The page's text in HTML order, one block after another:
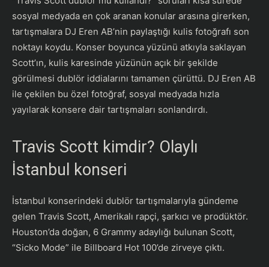
sosyal medyada en çok aranan konular arasına girerken,
tartışmalara DJ Eren AB’nin paylaştığı kulis fotoğrafı son
noktayı koydu. Konser boyunca yüzünü atkıyla saklayan
Scott’ın, kulis karesinde yüzünün açık bir şekilde
görülmesi dublör iddialarını tamamen çürüttü. DJ Eren AB
ile çekilen bu özel fotoğraf, sosyal medyada hızla
yayılarak konsere dair tartışmaları sonlandırdı.
Travis Scott kimdir? Olaylı
İstanbul konseri
İstanbul konserindeki dublör tartışmalarıyla gündeme
gelen Travis Scott, Amerikalı rapçi, şarkıcı ve prodüktör.
Houston’da doğan, 6 Grammy adaylığı bulunan Scott,
“Sicko Mode” ile Billboard Hot 100’de zirveye çıktı.